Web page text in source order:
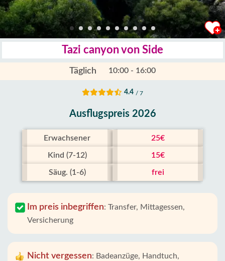
Tazi canyon von Side
Täglich 10:00 - 16:00
4.4 / 7
Ausflugspreis 2026
Erwachsener 25€
Kind (7-12) 15€
Säug. (1-6) frei
Im preis inbegriffen: Transfer, Mittagessen,
Versicherung
Nicht vergessen: Badeanzüge, Handtuch,